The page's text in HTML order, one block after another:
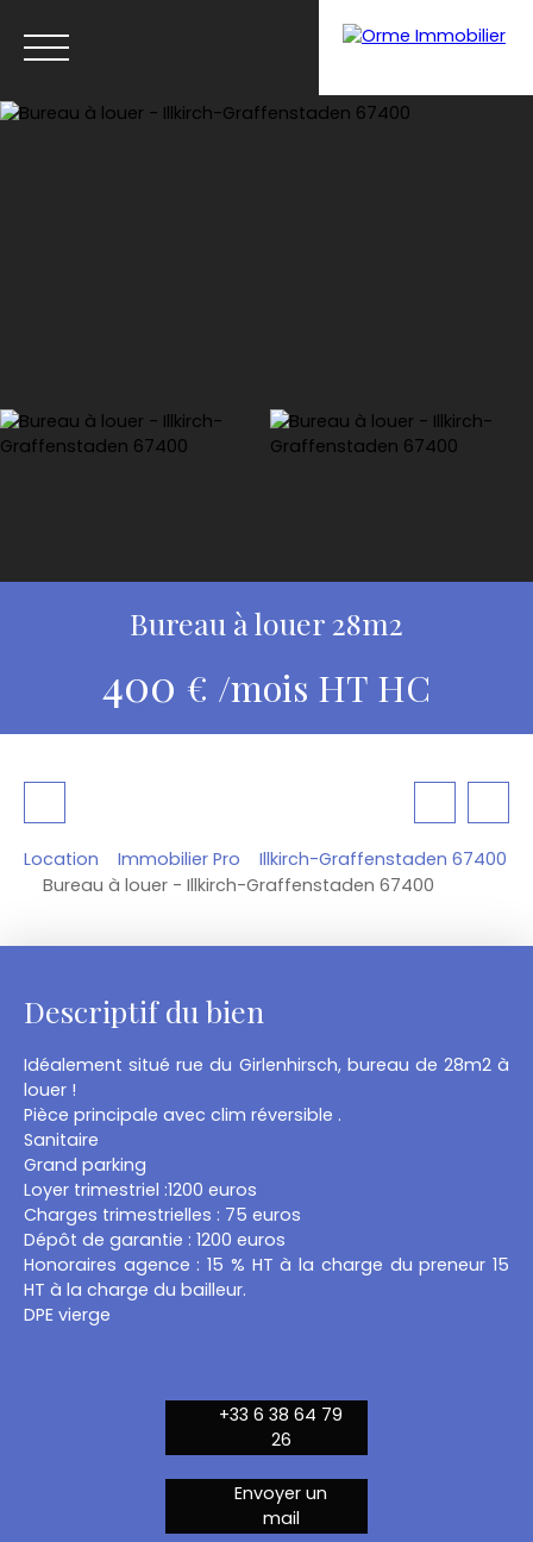
Bureau à louer 28m2
400 € /mois HT HC
Location Immobilier Pro
Illkirch-Graffenstaden 67400
Bureau à louer - Illkirch-Graffenstaden 67400
Descriptif du bien
Idéalement situé rue du Girlenhirsch, bureau de 28m2 à
louer !
Pièce principale avec clim réversible .
Sanitaire
Grand parking
Loyer trimestriel :1200 euros
Charges trimestrielles : 75 euros
Dépôt de garantie : 1200 euros
Honoraires agence : 15 % HT à la charge du preneur 15
HT à la charge du bailleur.
DPE vierge
+33 6 38 64 79
26
Envoyer un
mail